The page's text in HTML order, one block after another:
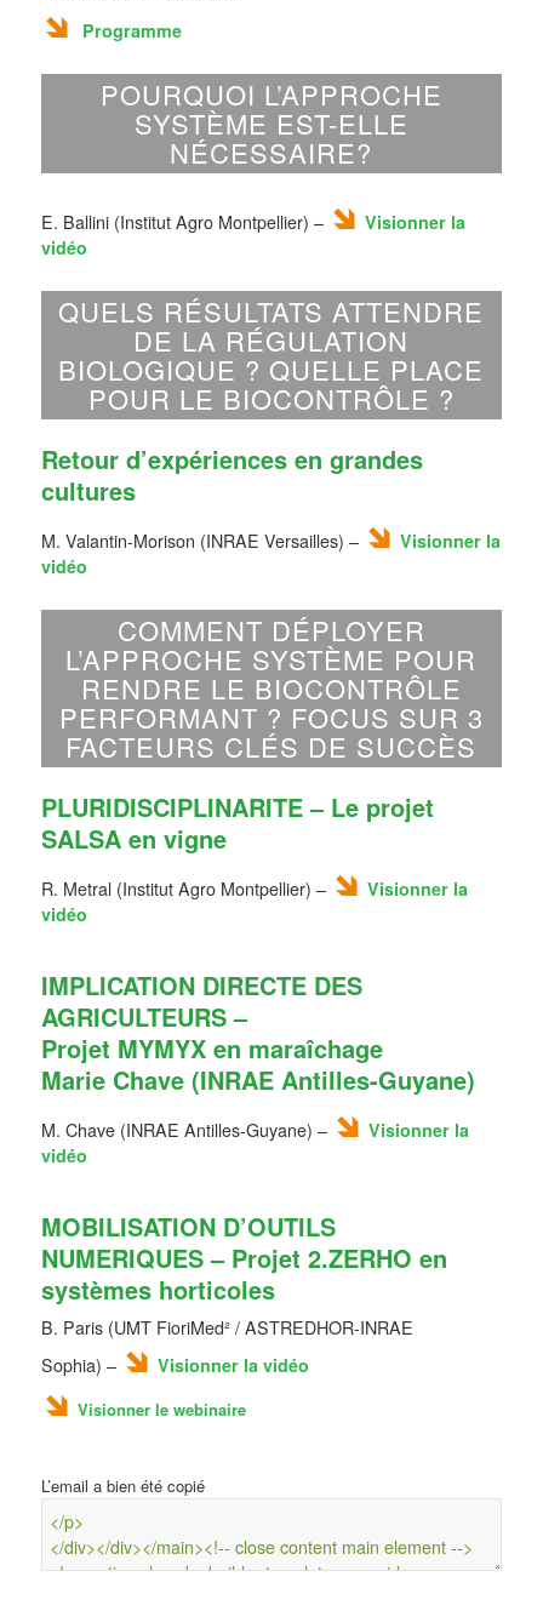
Programme
POURQUOI L’APPROCHE
SYSTÈME EST-ELLE
NÉCESSAIRE?
E. Ballini (Institut Agro Montpellier) –
Visionner la
vidéo
QUELS RÉSULTATS ATTENDRE
DE LA RÉGULATION
BIOLOGIQUE ? QUELLE PLACE
POUR LE BIOCONTRÔLE ?
Retour d’expériences en grandes
cultures
M. Valantin-Morison (INRAE Versailles) –
Visionner la
vidéo
COMMENT DÉPLOYER
L’APPROCHE SYSTÈME POUR
RENDRE LE BIOCONTRÔLE
PERFORMANT ? FOCUS SUR 3
FACTEURS CLÉS DE SUCCÈS
PLURIDISCIPLINARITE – Le projet
SALSA en vigne
R. Metral (Institut Agro Montpellier) –
Visionner la
vidéo
IMPLICATION DIRECTE DES
AGRICULTEURS –
Projet MYMYX en maraîchage
Marie Chave (INRAE Antilles-Guyane)
M. Chave (INRAE Antilles-Guyane) –
Visionner la
vidéo
MOBILISATION D’OUTILS
NUMERIQUES – Projet 2.ZERHO en
systèmes horticoles
B. Paris (UMT FioriMed² / ASTREDHOR-INRAE
Sophia) –
Visionner la vidéo
Visionner le webinaire
L’email a bien été copié